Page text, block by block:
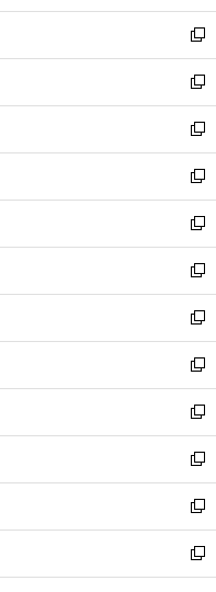
開
く
ウ
で
開
く
ン
ド
ウ
で
開
く
新
し
い
ウ
ィ
ン
ド
ウ
で
開
く
新
し
い
ウ
ィ
ン
ド
ウ
で
開
く
新
し
い
ウ
ィ
ン
ド
ウ
で
開
く
新
し
い
ウ
ィ
ン
ド
ウ
で
開
く
新
し
い
ウ
ィ
ン
ド
ウ
で
開
く
新
し
い
ウ
ィ
ン
ド
ウ
で
開
く
新
し
い
ウ
ィ
ン
ド
ウ
で
開
く
新
し
い
ウ
ィ
ン
ド
ウ
で
開
新
し
い
ウ
ィ
ン
ド
ウ
新
し
い
ウ
ィ
ン
新
し
い
ウ
新
し